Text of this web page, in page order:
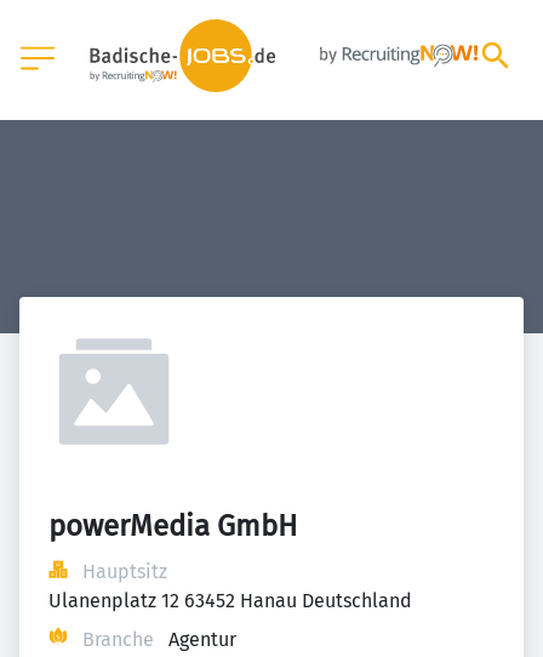
powerMedia GmbH
Hauptsitz
Ulanenplatz 12 63452 Hanau Deutschland
Branche
Agentur